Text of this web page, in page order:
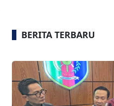
BERITA TERBARU